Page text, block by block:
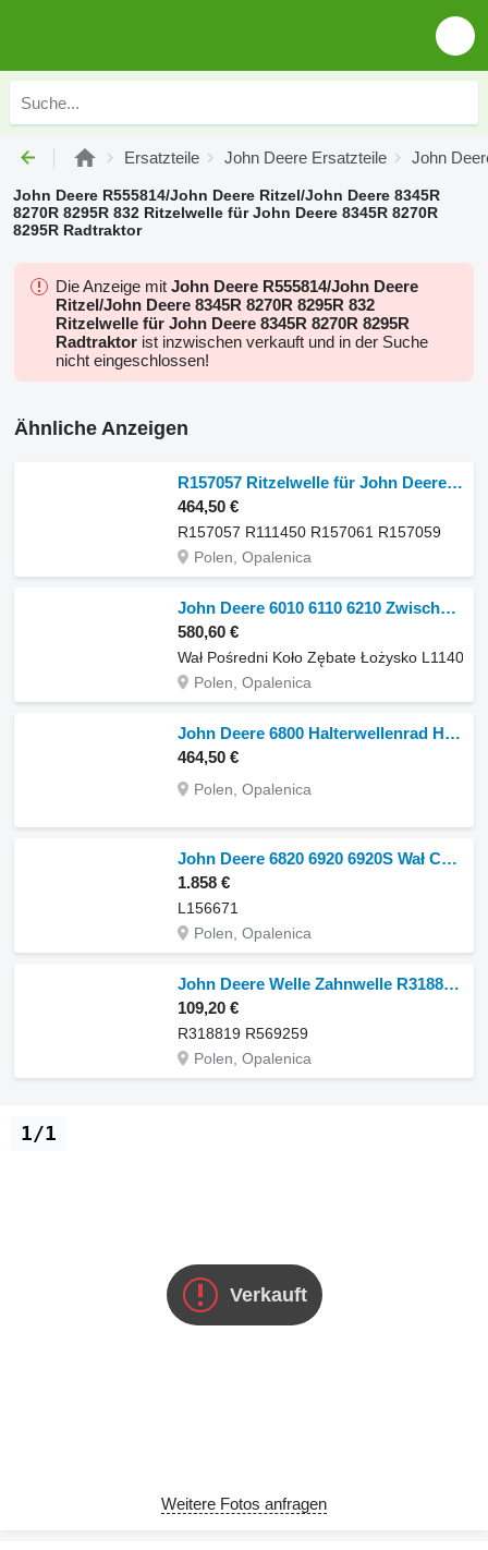
Ersatzteile John Deere Ersatzteile John
John Deere R555814/John Deere Ritzel/John Deere 8345R
8270R 8295R 832 Ritzelwelle für John Deere 8345R 8270R
8295R Radtraktor
Die Anzeige mit John Deere R555814/John Deere
Ritzel/John Deere 8345R 8270R 8295R 832
Ritzelwelle für John Deere 8345R 8270R 8295R
Radtraktor ist inzwischen verkauft und in der Suche
nicht eingeschlossen!
Ähnliche Anzeigen
R157057 Ritzelwelle für John Deere 8110 8120 8210 9120 9220 Radtraktor
464,50 €
R157057 R111450 R157061 R157059
Polen, Opalenica
John Deere 6010 6110 6210 Zwischenwellen-Zahnradlager L114042 L156913 Wał Ritzelwelle für John Deere 6010 6110 6210 Radtraktor
580,60 €
Wał Pośredni Koło Zębate Łożysko
Polen, Opalenica
John Deere 6800 Halterwellenrad HXE111108 HXE31142 AXE22966 Ritzelwelle für John Deere 6800 Radtraktor
464,50 €
Polen, Opalenica
John Deere 6820 6920 6920S Wał CZĘŚCI L156671 Ritzelwelle für John Deere 6820, 6920 ,6920S Radtraktor
1.858 €
L156671
Polen, Opalenica
John Deere Welle Zahnwelle R318819 R569259 Ritzelwelle für John Deere Radtraktor
109,20 €
R318819 R569259
Polen, Opalenica
Verkauft
1/1
Weitere Fotos anfragen